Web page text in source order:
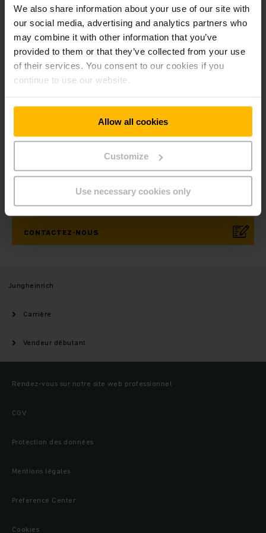
We also share information about your use of our site with
our social media, advertising and analytics partners who
may combine it with other information that you’ve
provided to them or that they’ve collected from your use
of their services. You consent to our cookies if you
continue to use our website.
Allow all cookies
Customize
Use necessary cookies only
Prestations sociales au-dessus de la moyenne
Newsletter
Des questions ?
CONTACTEZ-NOUS
Jungheinrich
Carrière
Vendeur débutant
Rendez-vous sur notre site web professionnel
CGV
Protection des données
Mentions légales
Preference Center
Cookies